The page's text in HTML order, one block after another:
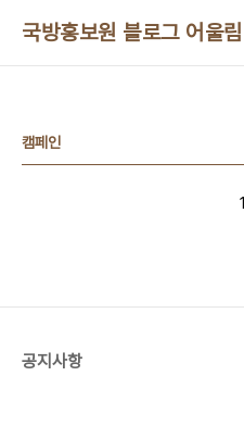
국방홍보원 블로그 어울림
캠페인
1
공지사항